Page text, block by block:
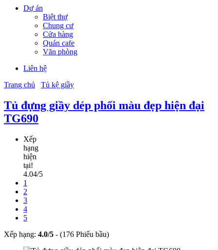
Dự án
Biệt thự
Chung cư
Cửa hàng
Quán cafe
Văn phòng
Liên hệ
Trang chủ
Tủ kệ giầy
Tủ đựng giầy dép phối màu đẹp hiện đại
TG690
Xếp
hạng
hiện
tại!
4.04/5
1
2
3
4
5
Xếp hạng: 4.0/5 - (176 Phiếu bầu)